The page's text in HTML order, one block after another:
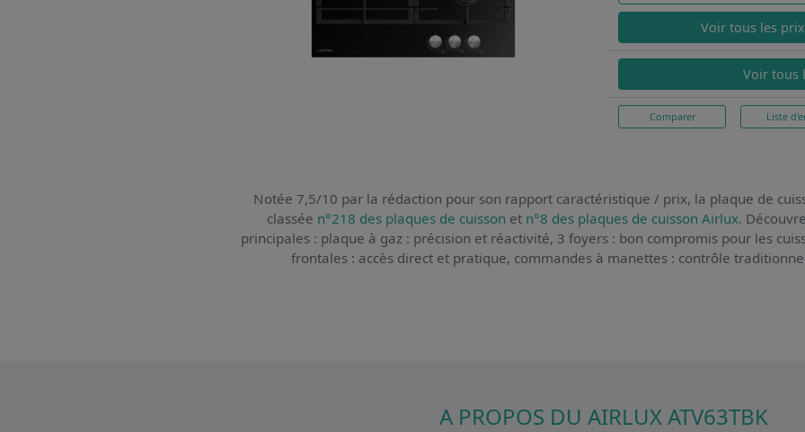
Voir tous les
Voir tous
Comparer Liste
Notée 7,5/10 par la rédaction pour son rapport caractéristique / prix, la plaque de
classée n°218 des plaques de cuisson et n°8 des plaques de cuisson Airlux.
principales : plaque à gaz : précision et réactivité, 3 foyers : bon compromis pour les
frontales : accès direct et pratique, commandes à manettes : contrôle
A PROPOS DU AIRLUX ATV63TBK